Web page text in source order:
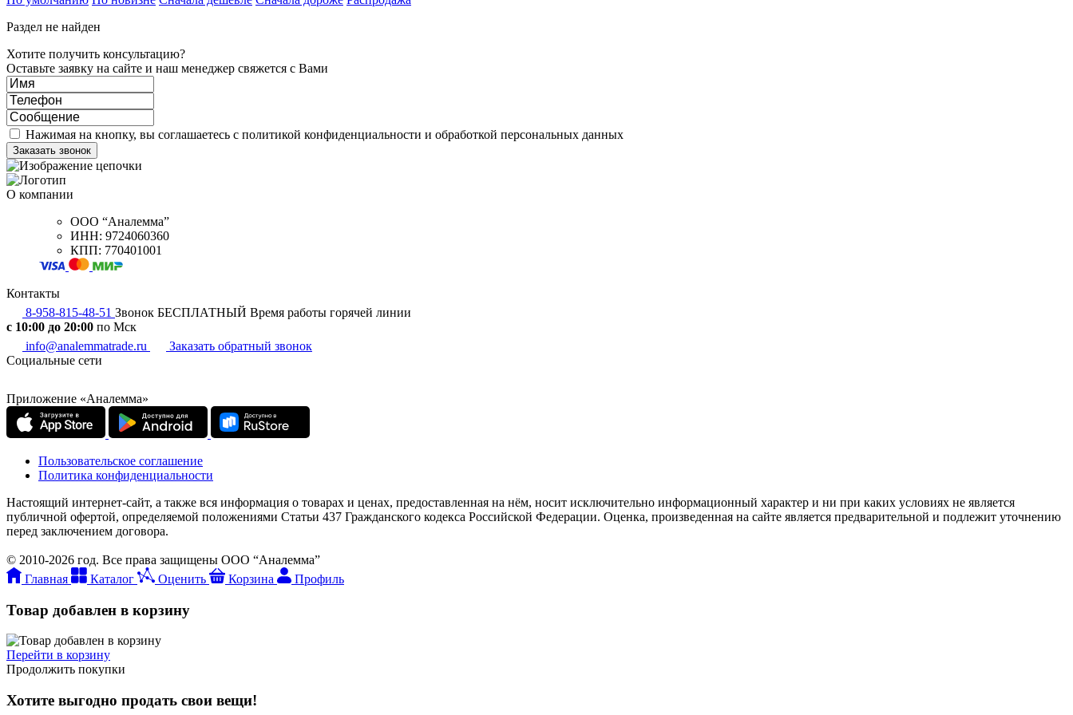
Раздел не найден
Хотите получить консультацию?
Оставьте заявку на сайте и наш менеджер свяжется с Вами
Нажимая на кнопку, вы соглашаетесь с политикой конфиденциальности и обработкой персональных данных
О компании
ООО “Аналемма”
ИНН: 9724060360
КПП: 770401001
Контакты
8-958-815-48-51 Звонок БЕСПЛАТНЫЙ Время работы горячей линии
c 10:00 до 20:00 по Мск
info@analemmatrade.ru
Заказать обратный звонок
Социальные сети
Приложение «Аналемма»
Пользовательское соглашение
Политика конфиденциальности
Настоящий интернет-сайт, а также вся информация о товарах и ценах, предоставленная на нём, носит исключительно информационный характер и ни при каких условиях не является
публичной офертой, определяемой положениями Статьи 437 Гражданского кодекса Российской Федерации. Оценка, произведенная на сайте является предварительной и подлежит уточнению
перед заключением договора.
© 2010-2026 год. Все права защищены ООО “Аналемма”
Главная
Каталог Оценить Корзина Профиль
Товар добавлен в корзину
Перейти в корзину
Продолжить покупки
Хотите выгодно продать свои вещи!